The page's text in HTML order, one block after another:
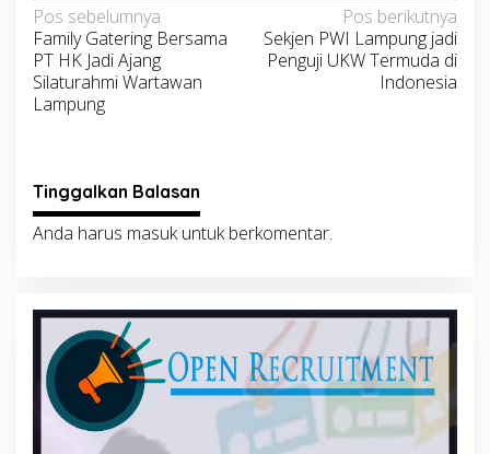
Navigasi
pos
Pos sebelumnya
Family Gatering Bersama
PT HK Jadi Ajang
Silaturahmi Wartawan
Lampung
Pos berikutnya
Sekjen PWI Lampung jadi
Penguji UKW Termuda di
Indonesia
Tinggalkan Balasan
Anda harus masukuntuk berkomentar.